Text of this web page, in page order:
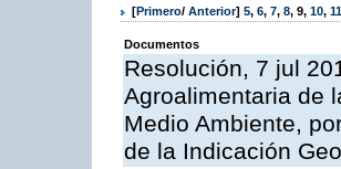
[Primero/ Anterior] 5, 6, 7, 8, 9, 10, 11
Documentos
Resolución, 7 jul
Agroalimentaria de
Medio Ambiente,
de la Indicación